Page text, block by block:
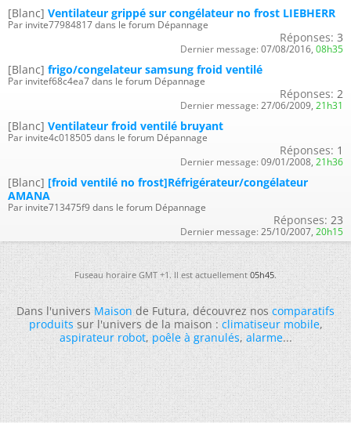
[Blanc] Ventilateur grippé sur congélateur no frost LIEBHERR
Par invite77984817 dans le forum Dépannage
Réponses: 3
Dernier message: 07/08/2016, 08h35
[Blanc] frigo/congelateur samsung froid ventilé
Par invitef68c4ea7 dans le forum Dépannage
Réponses: 2
Dernier message: 27/06/2009, 21h31
[Blanc] Ventilateur froid ventilé bruyant
Par invite4c018505 dans le forum Dépannage
Réponses: 1
Dernier message: 09/01/2008, 21h36
[Blanc] [froid ventilé no frost]Réfrigérateur/congélateur
AMANA
Par invite713475f9 dans le forum Dépannage
Réponses: 23
Dernier message: 25/10/2007, 20h15
Fuseau horaire GMT +1. Il est actuellement05h45.
Dans l'universMaisonde Futura, découvrez noscomparatifs
produitssur l'univers de la maison :climatiseur mobile,
aspirateur robot,poêle à granulés,alarme...